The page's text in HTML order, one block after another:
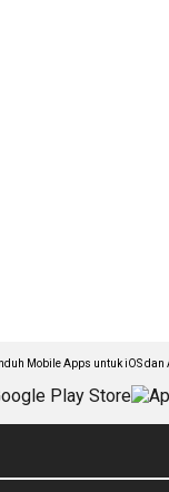
Mobile Apps untuk iOS dan